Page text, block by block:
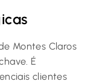
Montes Claros
É
clientes